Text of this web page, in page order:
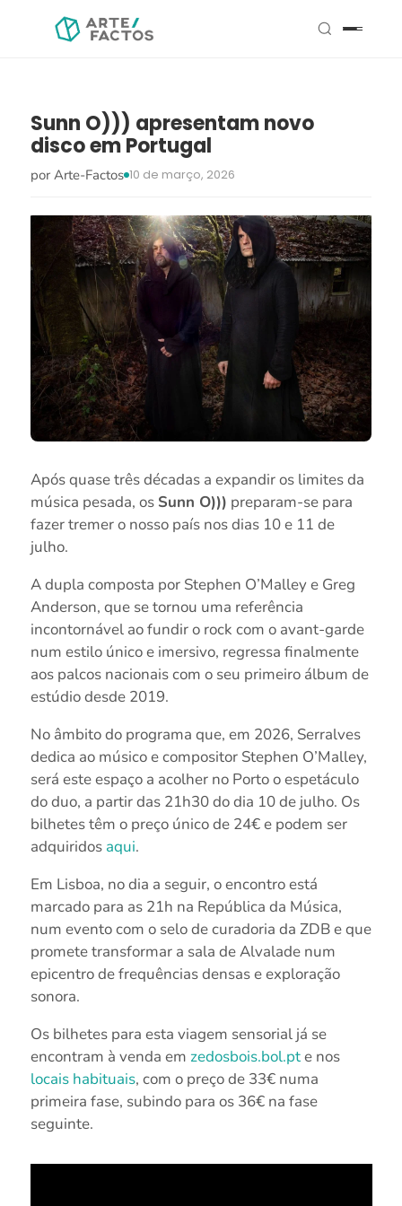
Sunn O))) apresentam novo
disco em Portugal
por Arte-Factos 10 de março, 2026
Após quase três décadas a expandir os limites da
música pesada, os Sunn O))) preparam-se para
fazer tremer o nosso país nos dias 10 e 11 de
julho.
A dupla composta por Stephen O’Malley e Greg
Anderson, que se tornou uma referência
incontornável ao fundir o rock com o avant-garde
num estilo único e imersivo, regressa finalmente
aos palcos nacionais com o seu primeiro álbum de
estúdio desde 2019.
No âmbito do programa que, em 2026, Serralves
dedica ao músico e compositor Stephen O’Malley,
será este espaço a acolher no Porto o espetáculo
do duo, a partir das 21h30 do dia 10 de julho. Os
bilhetes têm o preço único de 24€ e podem ser
adquiridos aqui.
Em Lisboa, no dia a seguir, o encontro está
marcado para as 21h na República da Música,
num evento com o selo de curadoria da ZDB e que
promete transformar a sala de Alvalade num
epicentro de frequências densas e exploração
sonora.
Os bilhetes para esta viagem sensorial já se
encontram à venda em zedosbois.bol.pte nos
locais habituais, com o preço de 33€ numa
primeira fase, subindo para os 36€ na fase
seguinte.